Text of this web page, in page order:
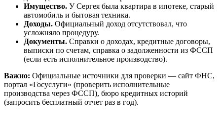
Имущество. У Сергея была квартира в ипотеке, старый
автомобиль и бытовая техника.
Доходы. Официальный доход отсутствовал, что
усложняло процедуру.
Документы. Справки о доходах, кредитные договоры,
выписки по счетам, справка о задолженности из ФССП
(если есть исполнительное производство).
Важно: Официальные источники для проверки — сайт ФНС,
портал «Госуслуги» (проверить исполнительные
производства через ФССП), бюро кредитных историй
(запросить бесплатный отчет раз в год).